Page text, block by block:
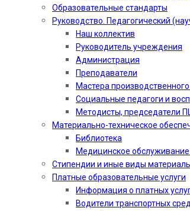
Образовательные стандарты
Руководство. Педагогический
Наш коллектив
Руководитель учреждения
Администрация
Преподаватели
Мастера
Социальные педагоги и
Методисты, председатели
Материально-техническое
Библиотека
Медицинское обслуживание
Стипендии и иные виды
Платные образовательные услуги
Информация о платных
Водители транспортных